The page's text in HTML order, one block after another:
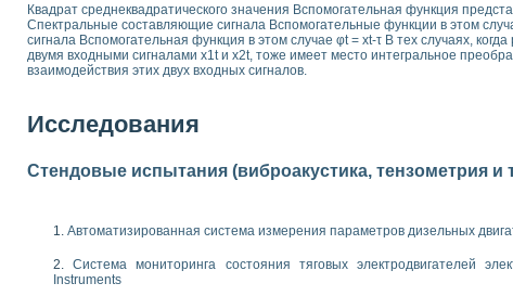
процессов получения дисперсных продуктов на основе виртуальных
зрения для контроля образцов
переходных процессов при коротких замыканиях в узлах электрических
и защиты ускорителя ЛУЭ-200
среды специальной барокамеры
термотрансферной маркировки изделий
для исследова¬ния электрофизических свойств аморфного
Квадрат среднеквадратического значения Вспомогательная функция
Спектральные составляющие сигнала Вспомогательные функции в этом
сигнала Вспомогательная функция в этом случае φt = xt-τ В тех случаях,
двумя входными сигналами x1t и x2t, тоже имеет место интегральное
взаимодействия этих двух входных сигналов.
Исследования
Стендовые испытания (виброакустика, тензометрия и
Автоматизированная система измерения параметров дизельных
Система мониторинга состояния тяговых электродвигателей
Instruments